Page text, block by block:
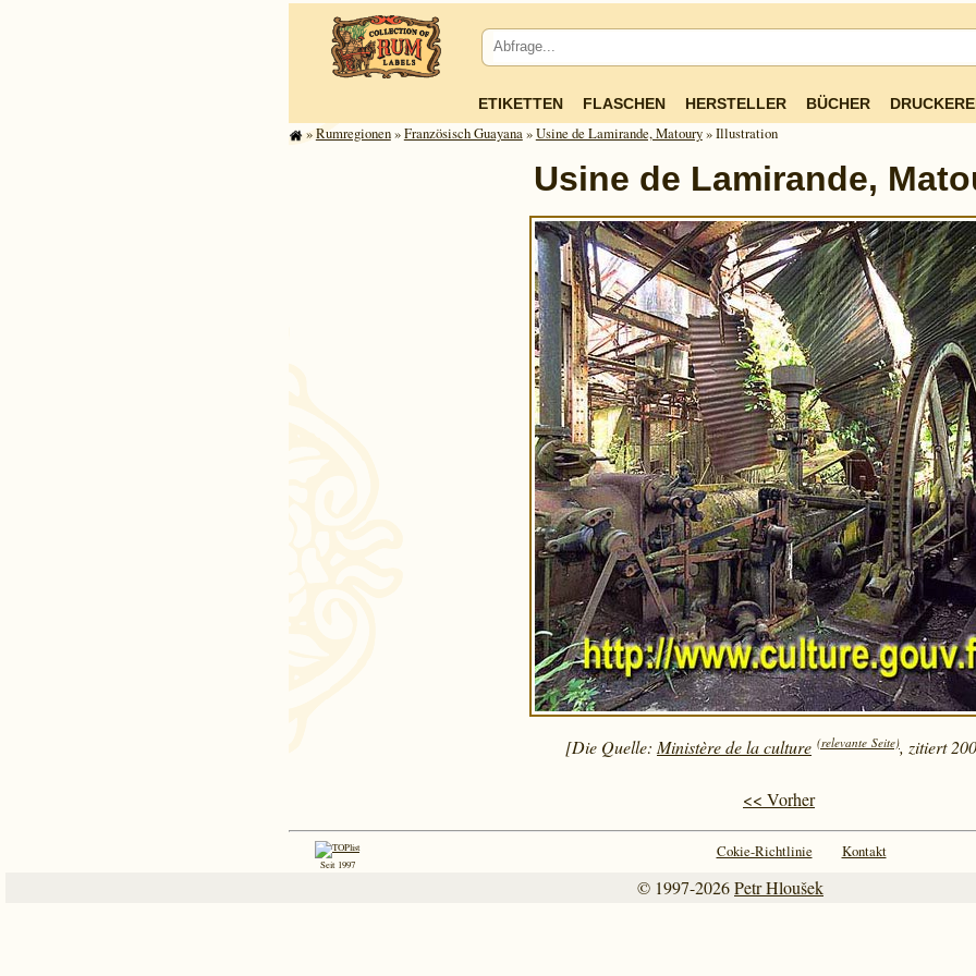
ETIKETTEN FLASCHEN HERSTELLER BÜCHER
»Rum­re­gi­o­nen»Franzö­sisch Gua­yana»Usine de Lamirande, Matoury» Illustration
Usine de Lamirande,
[Die Quelle: Ministère de la culture (relevante Seite), zitiert
<< Vorher
Seit 1997
Cokie-Richtlinie Kontakt
© 1997-2026Petr Hloušek